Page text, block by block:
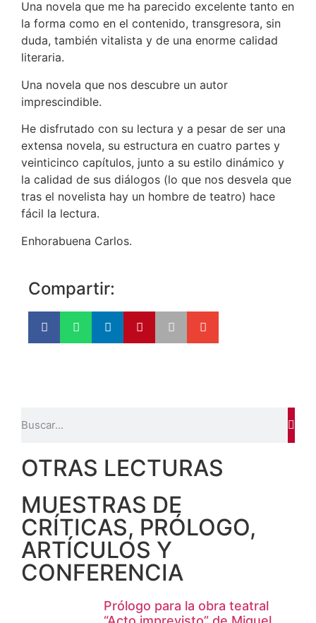
Una novela que me ha parecido excelente tanto en
la forma como en el contenido, transgresora, sin
duda, también vitalista y de una enorme calidad
literaria.
Una novela que nos descubre un autor
imprescindible.
He disfrutado con su lectura y a pesar de ser una
extensa novela, su estructura en cuatro partes y
veinticinco capítulos, junto a su estilo dinámico y
la calidad de sus diálogos (lo que nos desvela que
tras el novelista hay un hombre de teatro) hace
fácil la lectura.
Enhorabuena Carlos.
Compartir:
OTRAS LECTURAS
MUESTRAS DE
CRÍTICAS, PRÓLOGO,
ARTÍCULOS Y
CONFERENCIA
Prólogo para la obra teatral